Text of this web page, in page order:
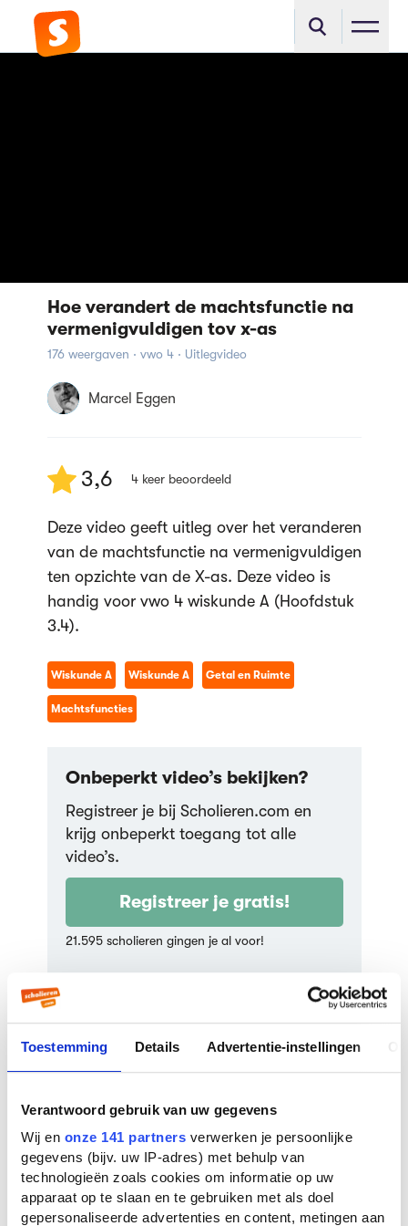
Toestemming Details Advertentie-instellingen
Verantwoord gebruik van uw gegevens
Wij en onze 141 partners verwerken je persoonlijke
gegevens (bijv. uw IP-adres) met behulp van
technologieën zoals cookies om informatie op uw
apparaat op te slaan en te gebruiken met als doel
gepersonaliseerde advertenties en content, metingen aan
Hoe verandert de machtsfunctie na
vermenigvuldigen tov x-as
176 weergaven · vwo 4 · Uitlegvideo
Marcel Eggen
3,6 4keer beoordeeld
Deze video geeft uitleg over het veranderen
van de machtsfunctie na vermenigvuldigen
ten opzichte van de X-as. Deze video is
handig voor vwo 4 wiskunde A (Hoofdstuk
3.4).
Wiskunde A Wiskunde A Getal en Ruimte
Machtsfuncties
Onbeperkt video’s bekijken?
Registreer je bij Scholieren.com en
krijg onbeperkt toegang tot alle
video’s.
Registreer je gratis!
21.595 scholieren gingen je al voor!
7
Misschien vind je dit ook